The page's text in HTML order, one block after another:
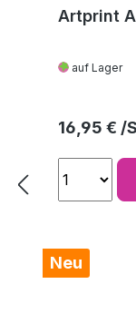
Artprint
auf Lager
Regulärer
16,95 €
Neu